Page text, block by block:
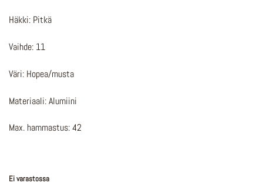
Häkki: Pitkä
Vaihde: 11
Väri: Hopea/musta
Materiaali: Alumiini
Max. hammastus: 42
Ei varastossa